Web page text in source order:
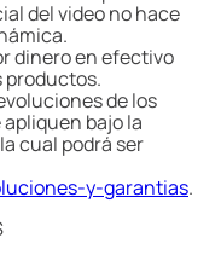
del video no hace
dinero en efectivo
productos.
de los
bajo la
cual podrá ser
y-garantias.